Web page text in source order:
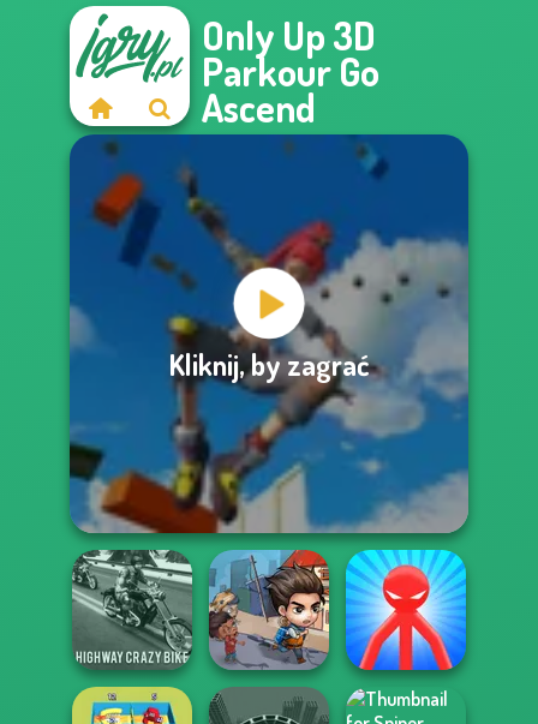
Only Up 3D
Parkour Go
Ascend
Kliknij, by zagrać